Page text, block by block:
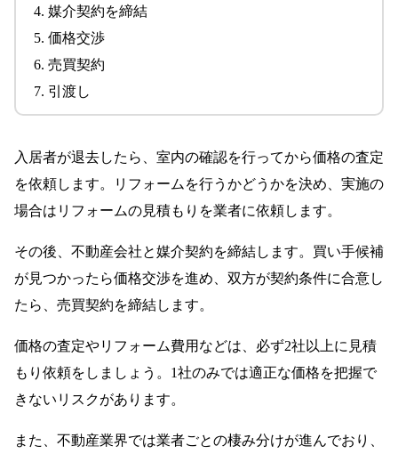
媒介契約を締結
価格交渉
売買契約
引渡し
入居者が退去したら、室内の確認を行ってから価格の査定
を依頼します。リフォームを行うかどうかを決め、実施の
場合はリフォームの見積もりを業者に依頼します。
その後、不動産会社と媒介契約を締結します。買い手候補
が見つかったら価格交渉を進め、双方が契約条件に合意し
たら、売買契約を締結します。
価格の査定やリフォーム費用などは、必ず2社以上に見積
もり依頼をしましょう。1社のみでは適正な価格を把握で
きないリスクがあります。
また、不動産業界では業者ごとの棲み分けが進んでおり、